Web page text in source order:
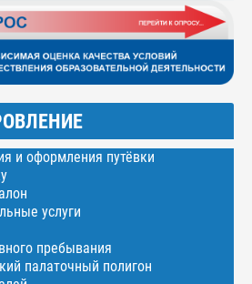
и оформления путёвки
услуги
пребывания
палаточный полигон